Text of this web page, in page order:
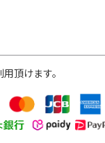
頂けます。